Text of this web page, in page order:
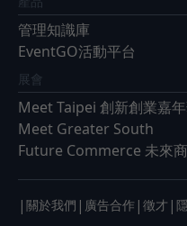
管理知識庫
EventGO活動平台
展會
Meet Taipei 創新創業嘉
Meet Greater South
Future Commerce 未來
| 關於我們 | 廣告合作 | 徵才 |